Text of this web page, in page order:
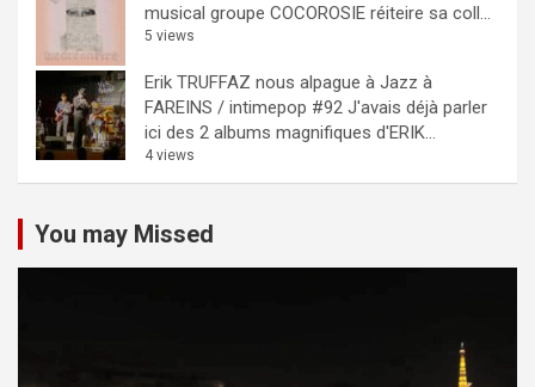
musical groupe COCOROSIE réiteire sa coll...
5 views
Erik TRUFFAZ nous alpague à Jazz à
FAREINS / intimepop #92 J'avais déjà parler
ici des 2 albums magnifiques d'ERIK...
4 views
You may Missed